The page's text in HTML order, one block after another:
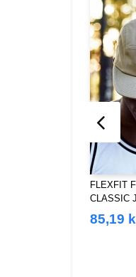
FLEXFIT
CLASSIC
85,19